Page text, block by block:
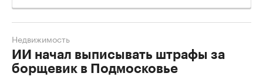
ИИ начал выписывать штрафы за
борщевик в Подмосковье
Недвижимость